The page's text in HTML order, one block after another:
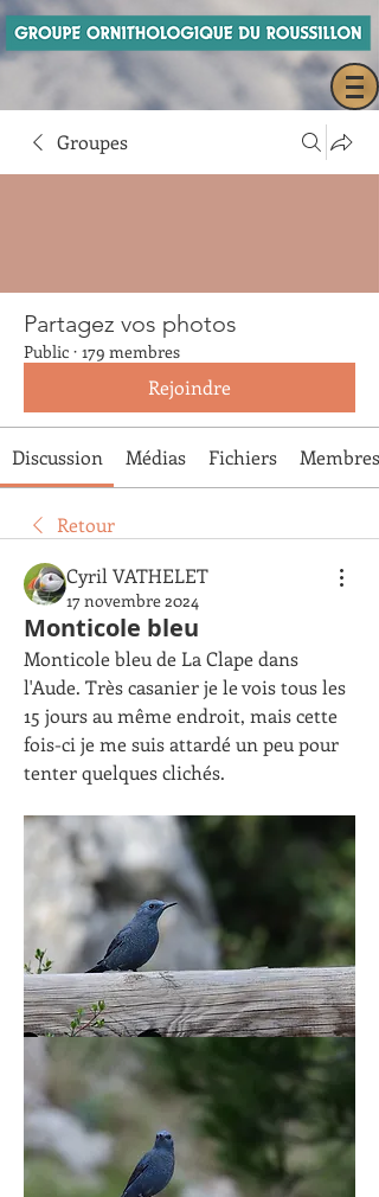
Groupes
Partagez vos photos
Public · 179 membres
Rejoindre
Discussion Médias Fichiers Membres
Retour
Cyril VATHELET
17 novembre 2024
Monticole bleu
Monticole bleu de La Clape dans
l'Aude. Très casanier je le vois tous les
15 jours au même endroit, mais cette
fois-ci je me suis attardé un peu pour
tenter quelques clichés.